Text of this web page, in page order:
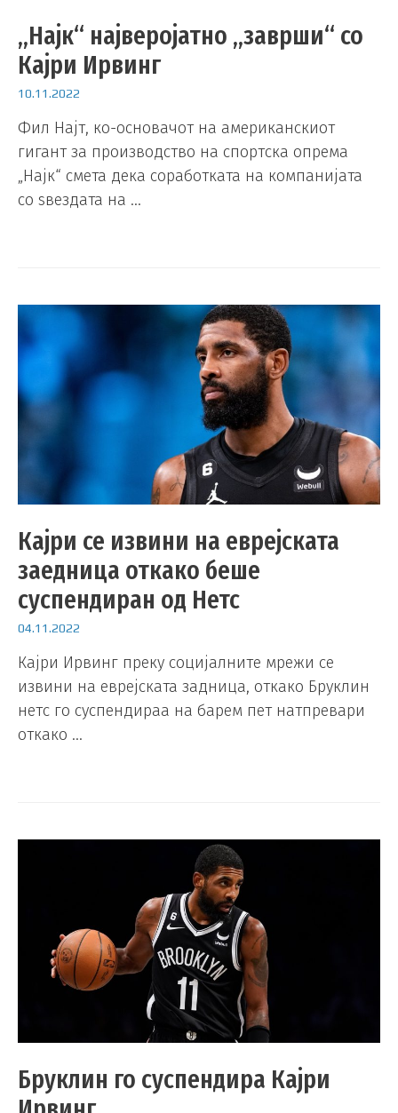
„Најк“ најверојатно „заврши“ со
Кајри Ирвинг
10.11.2022
Фил Најт, ко-основачот на американскиот
гигант за производство на спортска опрема
„Најк“ смета дека соработката на компанијата
со ѕвездата на …
Кајри се извини на еврејската
заедница откако беше
суспендиран од Нетс
04.11.2022
Кајри Ирвинг преку социјалните мрежи се
извини на еврејската задница, откако Бруклин
нетс го суспендираа на барем пет натпревари
откако …
Бруклин го суспендира Кајри